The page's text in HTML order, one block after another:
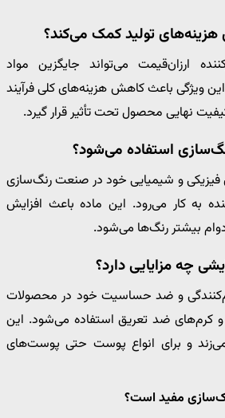
تولید کمک می‌کند؟
ارزان‌قیمت می‌تواند جایگزین مواد
ویژگی باعث کاهش هزینه‌های کلی فرآیند
نهایی محصول تحت تأثیر قرار گیرد.
استفاده می‌شود؟
و شیمیایی خود در صنعت رنگ‌سازی
به کار می‌رود. این ماده باعث افزایش
بیشتر رنگ‌ها می‌شود.
چه مزایایی دارد؟
و ضد حساسیت خود در محصولات
و کرم‌های ضد تعریق استفاده می‌شود. این
و برای انواع پوست حتی پوست‌های
مفید است؟